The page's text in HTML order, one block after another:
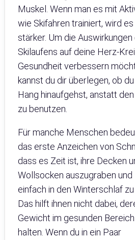
Muskel. Wenn man es mit
wie Skifahren trainiert, wird es
stärker. Um die Auswirkungen
Skilaufens auf deine Herz-
Gesundheit verbessern
kannst du dir überlegen, ob
Hang hinaufgehst, anstatt
zu benutzen.
Für manche Menschen
das erste Anzeichen von
dass es Zeit ist, ihre Decken
Wollsocken auszugraben und
einfach in den Winterschlaf zu
Das hilft ihnen nicht dabei,
Gewicht im gesunden
halten. Wenn du in ein Paar